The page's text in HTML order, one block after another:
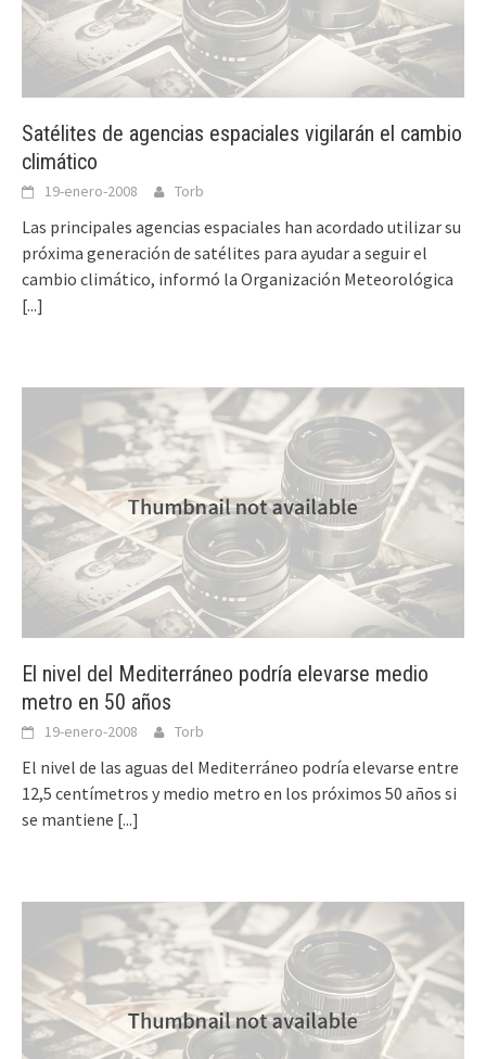
Satélites de agencias espaciales vigilarán el cambio
climático
19-enero-2008 Torb
Las principales agencias espaciales han acordado utilizar su
próxima generación de satélites para ayudar a seguir el
cambio climático, informó la Organización Meteorológica
[...]
El nivel del Mediterráneo podría elevarse medio
metro en 50 años
19-enero-2008 Torb
El nivel de las aguas del Mediterráneo podría elevarse entre
12,5 centímetros y medio metro en los próximos 50 años si
se mantiene [...]